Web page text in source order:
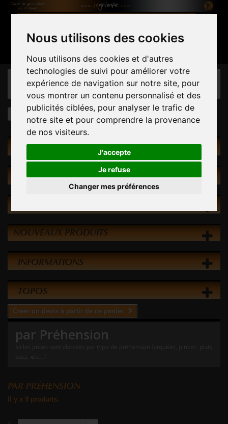
Nous utilisons des cookies
Nous utilisons des cookies et d'autres
technologies de suivi pour améliorer votre
expérience de navigation sur notre site, pour
vous montrer un contenu personnalisé et des
publicités ciblées, pour analyser le trafic de
notre site et pour comprendre la provenance
de nos visiteurs.
J'accepte
Je refuse
Changer mes préférences
Panier (vide)
CATÉGORIES
par Préhension
PAR PRÉHENSION
RECHERCHE INTUITIVE
NOUVEAUX PRODUITS
INFORMATIONS
TOPOS
Créer un devis à partir de ce panier
par Préhension
PAR PRÉHENSION
Il y a 9 produits.